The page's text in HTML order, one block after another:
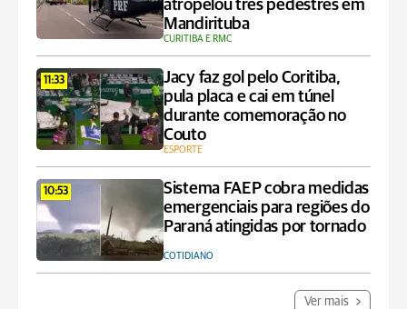
atropelou três pedestres em
Mandirituba
CURITIBA E RMC
11:33
Jacy faz gol pelo Coritiba,
pula placa e cai em túnel
durante comemoração no
Couto
ESPORTE
10:53
Sistema FAEP cobra medidas
emergenciais para regiões do
Paraná atingidas por tornado
COTIDIANO
Ver mais